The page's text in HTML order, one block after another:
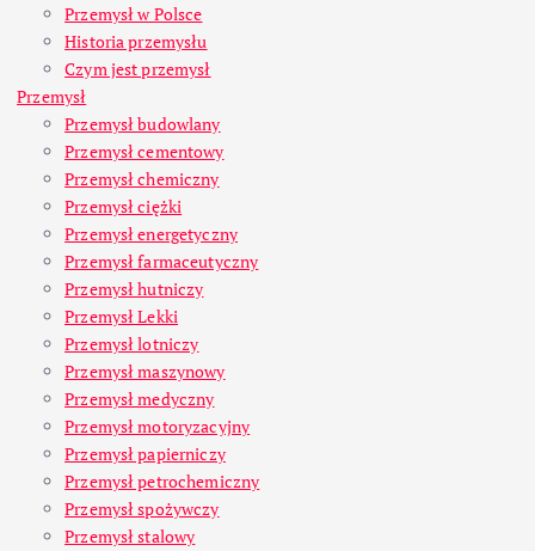
Przemysł w Polsce
Historia przemysłu
Czym jest przemysł
Przemysł
Przemysł budowlany
Przemysł cementowy
Przemysł chemiczny
Przemysł ciężki
Przemysł energetyczny
Przemysł farmaceutyczny
Przemysł hutniczy
Przemysł Lekki
Przemysł lotniczy
Przemysł maszynowy
Przemysł medyczny
Przemysł motoryzacyjny
Przemysł papierniczy
Przemysł petrochemiczny
Przemysł spożywczy
Przemysł stalowy